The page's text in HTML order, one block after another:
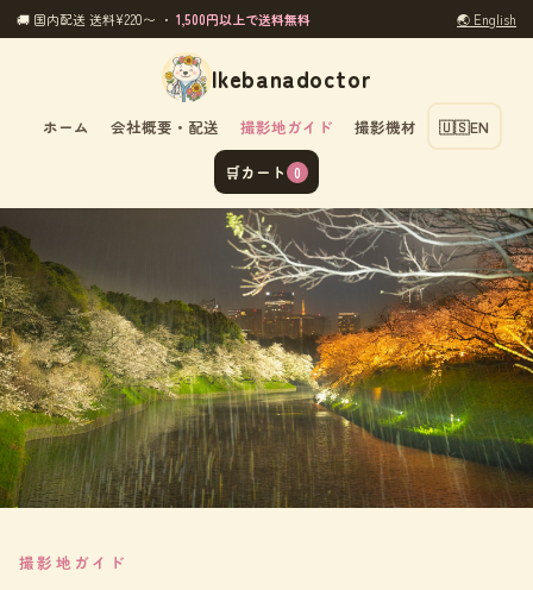
🚚 国内配送 送料¥220〜 ・ 1,500円以上で送料無料 🌏 English
Ikebanadoctor
ホーム 会社概要・配送 撮影地ガイド 撮影機材 🇺🇸EN
🛒カート 0
撮影地ガイド